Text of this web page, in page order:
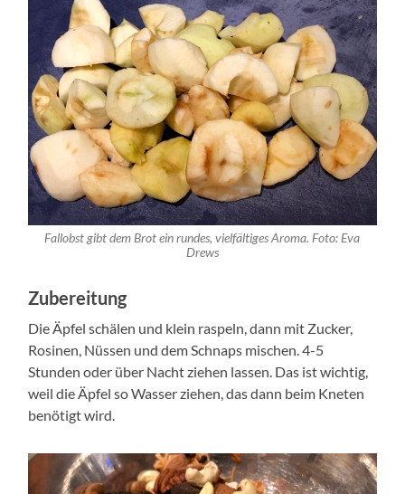
Fallobst gibt dem Brot ein rundes, vielfältiges Aroma. Foto: Eva
Drews
Zubereitung
Die Äpfel schälen und klein raspeln, dann mit Zucker,
Rosinen, Nüssen und dem Schnaps mischen. 4-5
Stunden oder über Nacht ziehen lassen. Das ist wichtig,
weil die Äpfel so Wasser ziehen, das dann beim Kneten
benötigt wird.